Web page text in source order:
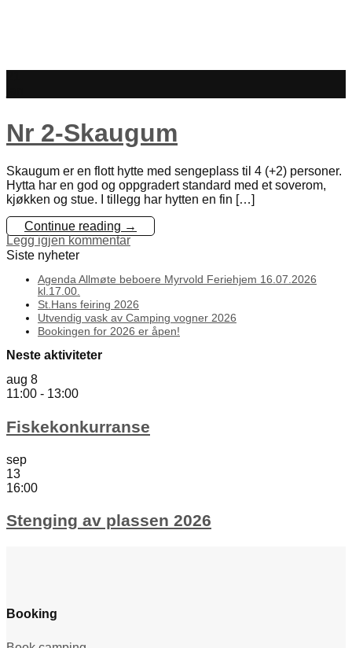
Nr 2-Skaugum
Skaugum er en flott hytte med sengeplass til 4 (+2) personer.
Hytta har en god og oppgradert standard med et soverom,
kjøkken og stue. I tillegg har hytten en fin […]
Continue reading →
Legg igjen kommentar
Siste nyheter
Agenda Allmøte beboere Myrvold Feriehjem 16.07.2026
kl.17.00.
St.Hans feiring 2026
Utvendig vask av Camping vogner 2026
Bookingen for 2026 er åpen!
Neste aktiviteter
aug 8
11:00 - 13:00
Fiskekonkurranse
sep
13
16:00
Stenging av plassen 2026
Booking